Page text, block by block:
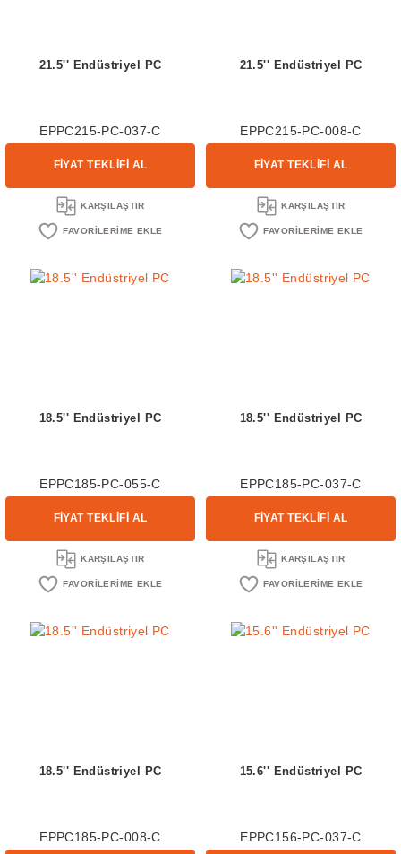
21.5'' Endüstriyel PC
EPPC215-PC-037-C
FİYAT TEKLİFİ AL
KARŞILAŞTIR
21.5'' Endüstriyel PC
EPPC215-PC-008-C
FİYAT TEKLİFİ AL
KARŞILAŞTIR
18.5'' Endüstriyel PC
EPPC185-PC-055-C
FİYAT TEKLİFİ AL
KARŞILAŞTIR
18.5'' Endüstriyel PC
EPPC185-PC-037-C
FİYAT TEKLİFİ AL
KARŞILAŞTIR
18.5'' Endüstriyel PC
EPPC185-PC-008-C
15.6'' Endüstriyel PC
EPPC156-PC-037-C